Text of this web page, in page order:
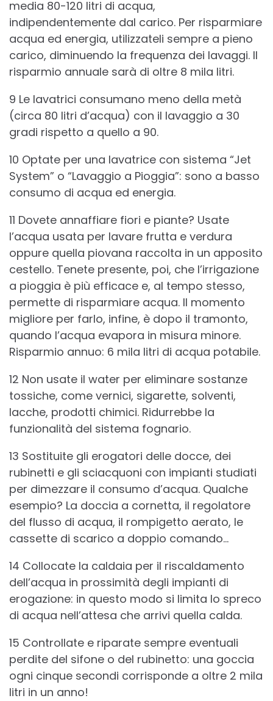
media 80-120 litri di acqua,
indipendentemente dal carico. Per risparmiare
acqua ed energia, utilizzateli sempre a pieno
carico, diminuendo la frequenza dei lavaggi. Il
risparmio annuale sarà di oltre 8 mila litri.
9 Le lavatrici consumano meno della metà
(circa 80 litri d’acqua) con il lavaggio a 30
gradi rispetto a quello a 90.
10 Optate per una lavatrice con sistema “Jet
System” o “Lavaggio a Pioggia”: sono a basso
consumo di acqua ed energia.
11 Dovete annaffiare fiori e piante? Usate
l’acqua usata per lavare frutta e verdura
oppure quella piovana raccolta in un apposito
cestello. Tenete presente, poi, che l’irrigazione
a pioggia è più efficace e, al tempo stesso,
permette di risparmiare acqua. Il momento
migliore per farlo, infine, è dopo il tramonto,
quando l’acqua evapora in misura minore.
Risparmio annuo: 6 mila litri di acqua potabile.
12 Non usate il water per eliminare sostanze
tossiche, come vernici, sigarette, solventi,
lacche, prodotti chimici. Ridurrebbe la
funzionalità del sistema fognario.
13 Sostituite gli erogatori delle docce, dei
rubinetti e gli sciacquoni con impianti studiati
per dimezzare il consumo d’acqua. Qualche
esempio? La doccia a cornetta, il regolatore
del flusso di acqua, il rompigetto aerato, le
cassette di scarico a doppio comando…
14 Collocate la caldaia per il riscaldamento
dell’acqua in prossimità degli impianti di
erogazione: in questo modo si limita lo spreco
di acqua nell’attesa che arrivi quella calda.
15 Controllate e riparate sempre eventuali
perdite del sifone o del rubinetto: una goccia
ogni cinque secondi corrisponde a oltre 2 mila
litri in un anno!